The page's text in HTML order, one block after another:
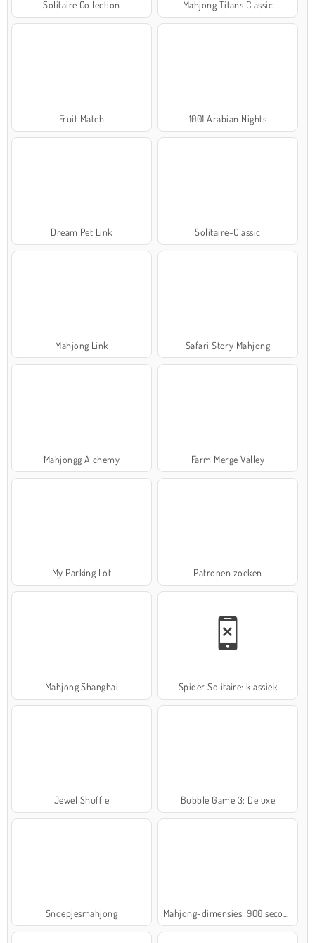
Solitaire Collection Mahjong Titans Classic
Fruit Match 1001 Arabian Nights
Dream Pet Link Solitaire-Classic
Mahjong Link Safari Story Mahjong
Mahjongg Alchemy Farm Merge Valley
My Parking Lot Patronen zoeken
Mahjong Shanghai Spider Solitaire: klassiek
Jewel Shuffle Bubble Game 3: Deluxe
Snoepjesmahjong